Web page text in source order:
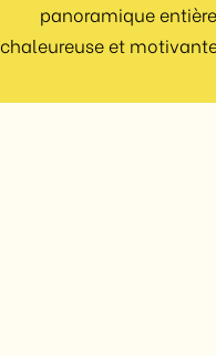
panoramique
chaleureuse et